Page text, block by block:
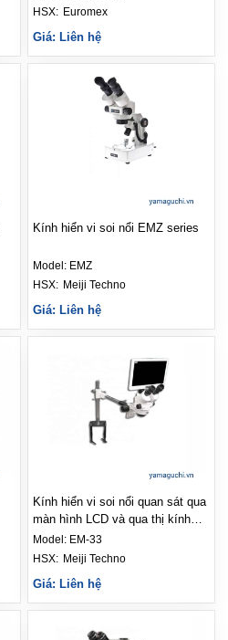
HSX: Euromex
Giá: Liên hệ
Kính hiển vi soi nổi EMZ series
Model: EMZ
HSX: Meiji Techno
Giá: Liên hệ
Kính hiển vi soi nổi quan sát qua
màn hình LCD và qua thị kính
EM-33
Model: EM-33
HSX: Meiji Techno
Giá: Liên hệ